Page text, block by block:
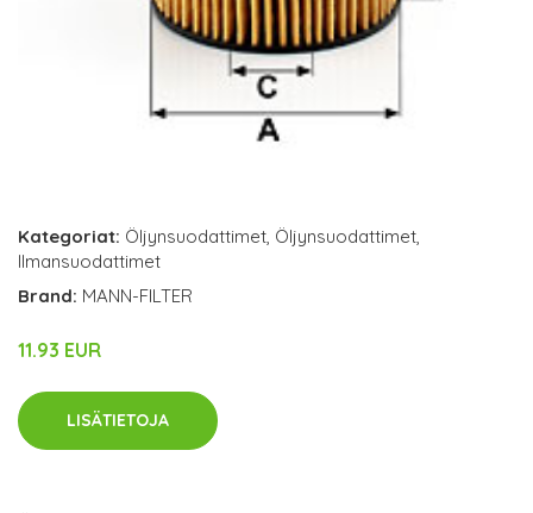
Kategoriat: Öljynsuodattimet, Öljynsuodattimet,
Ilmansuodattimet
Brand: MANN-FILTER
11.93 EUR
LISÄTIETOJA